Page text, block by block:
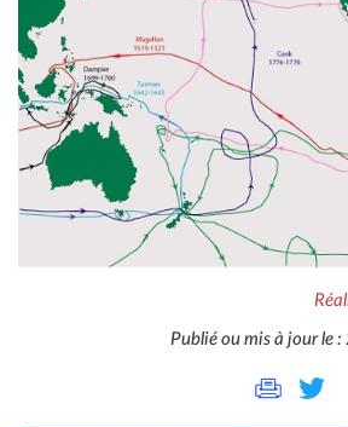
Publié ou mis à jour